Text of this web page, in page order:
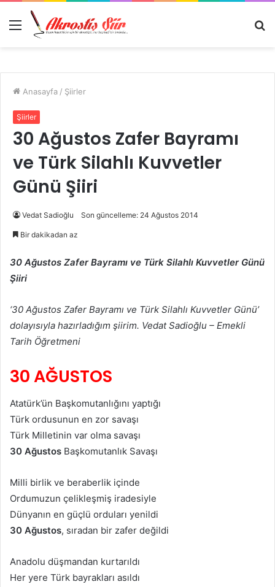
Menü
Anasayfa / Şiirler
Şiirler
30 Ağustos Zafer Bayramı
ve Türk Silahlı Kuvvetler
Günü Şiiri
Vedat Sadioğlu Son güncelleme: 24 Ağustos 2014
Bir dakikadan az
30 Ağustos Zafer Bayramı ve Türk Silahlı Kuvvetler Günü
Şiiri
‘30 Ağustos Zafer Bayramı ve Türk Silahlı Kuvvetler Günü’
dolayısıyla hazırladığım şiirim. Vedat Sadioğlu – Emekli
Tarih Öğretmeni
30 AĞUSTOS
Atatürk’ün Başkomutanlığını yaptığı
Türk ordusunun en zor savaşı
Türk Milletinin var olma savaşı
30 Ağustos Başkomutanlık Savaşı
Milli birlik ve beraberlik içinde
Ordumuzun çelikleşmiş iradesiyle
Dünyanın en güçlü orduları yenildi
30 Ağustos, sıradan bir zafer değildi
Anadolu düşmandan kurtarıldı
Her yere Türk bayrakları asıldı